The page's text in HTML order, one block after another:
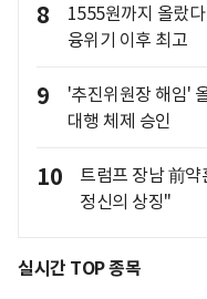
8
1555원까지 올랐
융위기 이후 최고
9
'추진위원장 해임'
대행 체제 승인
10
트럼프 장남 前
정신의 상징"
실시간 TOP 종목